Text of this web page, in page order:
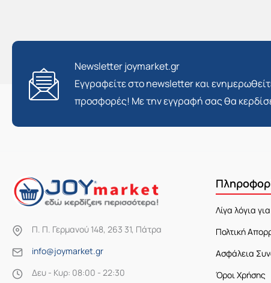
Newsletter joymarket.gr
Εγγραφείτε στο newsletter και
προσφορές! Με την εγγραφή σας θα
Π. Π. Γερμανού 148, 263 31, Πάτρα
info@joymarket.gr
Δευ - Κυρ: 08:00 - 22:30
Λίγα λόγια
Πολτική
Ασφάλεια
Όροι Χρήσης